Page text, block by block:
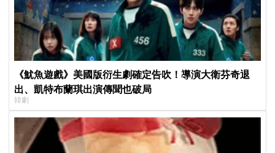
《魷魚遊戲》美國版衍生劇確定告吹！導演大衛芬奇退
出、凱特布蘭琪出演傳聞也破局
韓劇